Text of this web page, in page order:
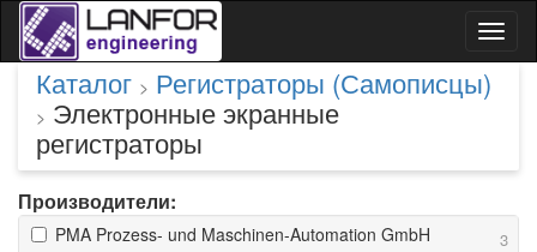
Каталог > Регистраторы (Самописцы)
> Электронные экранные
регистраторы
Производители:
3
PMA Prozess- und Maschinen-Automation GmbH